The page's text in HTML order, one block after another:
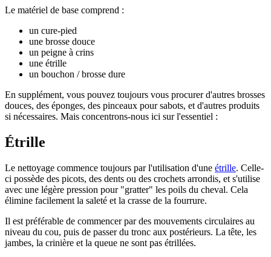
Le matériel de base comprend :
un cure-pied
une brosse douce
un peigne à crins
une étrille
un bouchon / brosse dure
En supplément, vous pouvez toujours vous procurer d'autres brosses
douces, des éponges, des pinceaux pour sabots, et d'autres produits
si nécessaires. Mais concentrons-nous ici sur l'essentiel :
Étrille
Le nettoyage commence toujours par l'utilisation d'une étrille. Celle-
ci possède des picots, des dents ou des crochets arrondis, et s'utilise
avec une légère pression pour "gratter" les poils du cheval. Cela
élimine facilement la saleté et la crasse de la fourrure.
Il est préférable de commencer par des mouvements circulaires au
niveau du cou, puis de passer du tronc aux postérieurs. La tête, les
jambes, la crinière et la queue ne sont pas étrillées.